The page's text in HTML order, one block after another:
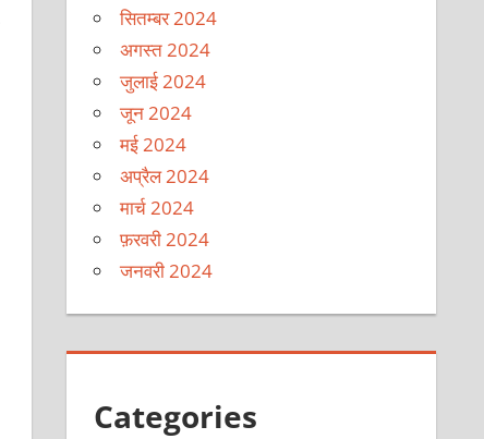
सितम्बर 2024
अगस्त 2024
जुलाई 2024
जून 2024
मई 2024
अप्रैल 2024
मार्च 2024
फ़रवरी 2024
जनवरी 2024
Categories